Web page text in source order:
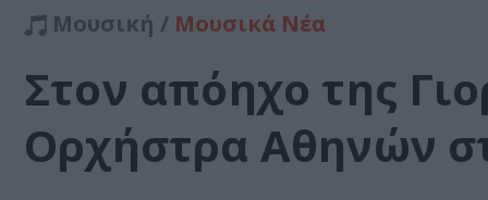
Μουσική / Μουσικά Νέα
Στον απόηχο της
Ορχήστρα Αθηνών